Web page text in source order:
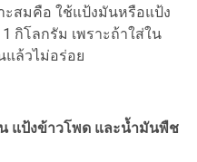
ะสมคือ ใช้แป้งมันหรือแป้ง
กิโลกรัม เพราะถ้าใส่ใน
แล้วไม่อร่อย
แป้งข้าวโพด และน้ำมันพืช